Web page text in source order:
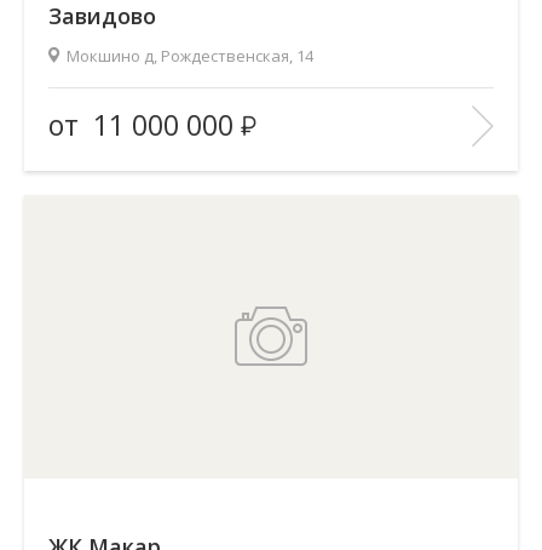
Завидово
Мокшино д, Рождественская, 14
Предложений
1
Общая площадь
69 м2
от 11 000 000